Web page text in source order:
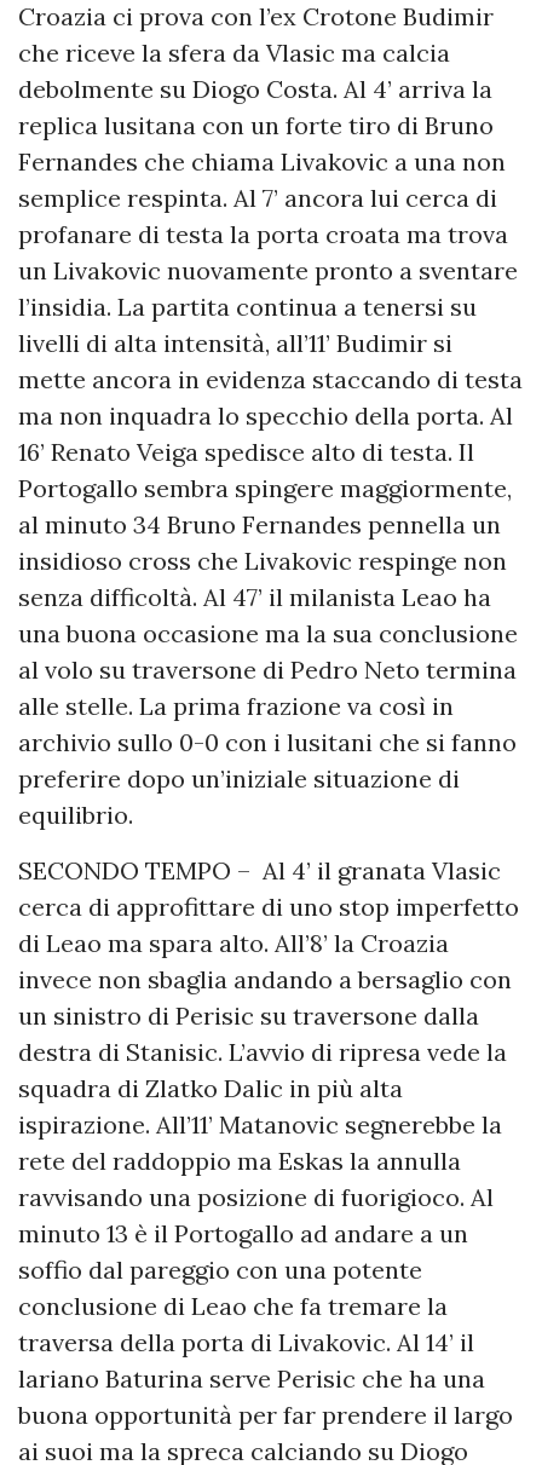
Croazia ci prova con l’ex Crotone Budimir
che riceve la sfera da Vlasic ma calcia
debolmente su Diogo Costa. Al 4’ arriva la
replica lusitana con un forte tiro di Bruno
Fernandes che chiama Livakovic a una non
semplice respinta. Al 7’ ancora lui cerca di
profanare di testa la porta croata ma trova
un Livakovic nuovamente pronto a sventare
l’insidia. La partita continua a tenersi su
livelli di alta intensità, all’11’ Budimir si
mette ancora in evidenza staccando di testa
ma non inquadra lo specchio della porta. Al
16’ Renato Veiga spedisce alto di testa. Il
Portogallo sembra spingere maggiormente,
al minuto 34 Bruno Fernandes pennella un
insidioso cross che Livakovic respinge non
senza difficoltà. Al 47’ il milanista Leao ha
una buona occasione ma la sua conclusione
al volo su traversone di Pedro Neto termina
alle stelle. La prima frazione va così in
archivio sullo 0-0 con i lusitani che si fanno
preferire dopo un’iniziale situazione di
equilibrio.
SECONDO TEMPO – Al 4’ il granata Vlasic
cerca di approfittare di uno stop imperfetto
di Leao ma spara alto. All’8’ la Croazia
invece non sbaglia andando a bersaglio con
un sinistro di Perisic su traversone dalla
destra di Stanisic. L’avvio di ripresa vede la
squadra di Zlatko Dalic in più alta
ispirazione. All’11’ Matanovic segnerebbe la
rete del raddoppio ma Eskas la annulla
ravvisando una posizione di fuorigioco. Al
minuto 13 è il Portogallo ad andare a un
soffio dal pareggio con una potente
conclusione di Leao che fa tremare la
traversa della porta di Livakovic. Al 14’ il
lariano Baturina serve Perisic che ha una
buona opportunità per far prendere il largo
ai suoi ma la spreca calciando su Diogo